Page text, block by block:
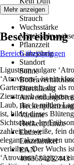
Wuchs
Strauch
Wuchsstärke
Pflanzzeit
Ganzjährig
Standort
Sonne
Durchlässig
Heckenpflanzung
Variante
Heckenpflanze
Einheit
Einzelartikel
EAN
4063654252443
Mehr anzeigen
Beschreibung
Bereich überspringen
Ligustrum vulgare
‘Atrovirens’, ist ein
Gartenstrauch, der als
Zierstrauch seit Jahren
Laub, das in milden
ist, bildet dieses
Sichtschutz. Im
zahlreiche weiße, fein
elegant akzentuieren
verleihen. Der Wuchs
‘Atrovirens’ zügig zu